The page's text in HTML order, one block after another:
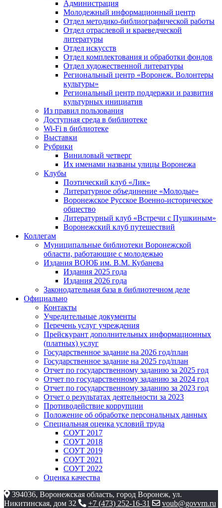
Администрация
Молодежный информационный центр
Отдел методико-библиографической работы
Отдел отраслевой и краеведческой
литературы
Отдел искусств
Отдел комплектования и обработки фондов
Отдел художественной литературы
Региональный центр «Воронеж. Волонтеры
культуры»
Региональный центр поддержки и развития
культурных инициатив
Из правил пользования
Доступная среда в библиотеке
Wi-Fi в библиотеке
Выставки
Рубрики
Виниловый четверг
Их именами названы улицы Воронежа
Клубы
Поэтический клуб «Лик»
Литературное объединение «Молодые»
Воронежское Русское Военно-историческое
общество
Литературный клуб «Встречи с Пушкиным»
Воронежский клуб путешествий
Коллегам
Муниципальные библиотеки Воронежской
области, работающие с молодежью
Издания ВОЮБ им. В.М. Кубанева
Издания 2025 года
Издания 2026 года
Законодательная база в библиотечном деле
Официально
Контакты
Учредительные документы
Перечень услуг учреждения
Прейскурант дополнительных информационных
(платных) услуг
Государственное задание на 2026 год/план
Государственное задание на 2025 год/план
Отчет по государственному заданию за 2025 год
Отчет по государственному заданию за 2024 год
Отчет по государственному заданию за 2023 год
Отчет о результатах деятельности за 2023
Противодействие коррупции
Положение об обработке персональных данных
Специальная оценка условий труда
СОУТ 2017
СОУТ 2018
СОУТ 2019
СОУТ 2021
СОУТ 2022
Оценка качества
394036, Воронежская область, город Воронеж, ул.
Никитинская, дом 32
+7 (473) 252-16-31 voub@govvrn.ru